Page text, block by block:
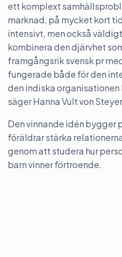
ett komplext
marknad, på mycket kort
intensivt, men också
kombinera den djärvhet
framgångsrik svensk pr
fungerade både för den
den indiska
säger Hanna Vult von
Den vinnande idén bygger
föräldrar stärka
genom att studera hur
barn vinner förtroende.